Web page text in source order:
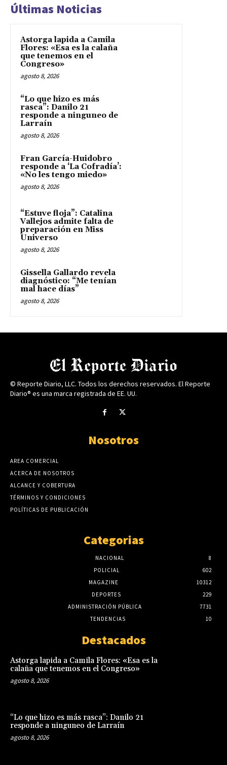
Últimas Noticias
Astorga lapida a Camila
Flores: «Esa es la calaña
que tenemos en el
Congreso»
agosto 8, 2026
“Lo que hizo es más
rasca”: Danilo 21
responde a ninguneo de
Larraín
agosto 8, 2026
Fran García-Huidobro
responde a ‘La Cofradía’:
«No les tengo miedo»
agosto 8, 2026
“Estuve floja”: Catalina
Vallejos admite falta de
preparación en Miss
Universo
agosto 8, 2026
Gissella Gallardo revela
diagnóstico: “Me tenían
mal hace días”
agosto 8, 2026
© Reporte Diario, LLC. Todos los derechos reservados. El Reporte
Diario® es una marca registrada de EE. UU.
Nosotros
AREA COMERCIAL
ACERCA DE NOSOTROS
ALCANCE Y COBERTURA
TÉRMINOS Y CONDICIONES
POLÍTICAS DE PUBLICACIÓN
Categorias
NACIONAL
8
POLICIAL
602
MAGAZINE
10312
DEPORTES
229
ADMINISTRACIÓN PÚBLICA
7731
TENDENCIAS
10
Destacados
Astorga lapida a Camila Flores: «Esa es la
calaña que tenemos en el Congreso»
agosto 8, 2026
“Lo que hizo es más rasca”: Danilo 21
responde a ninguneo de Larraín
agosto 8, 2026